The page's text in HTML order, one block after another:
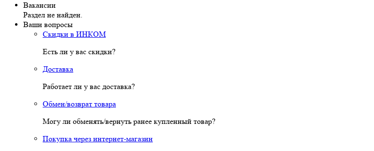
Вакансии
Раздел не найден.
Ваши вопросы
Скидки в ИНКОМ
Есть ли у вас скидки?
Доставка
Работает ли у вас доставка?
Обмен/возврат товара
Могу ли обменять/вернуть ранее купленный товар?
Покупка через интернет-магазин